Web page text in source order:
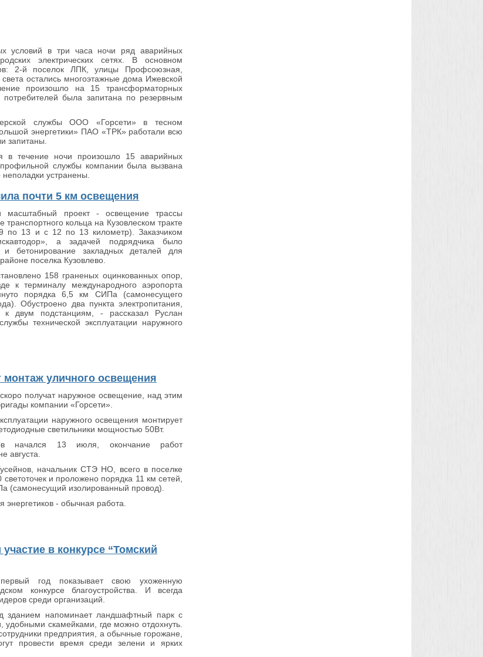
условий в три часа ночи ряд аварийных
электрических сетях. В основном
2-й поселок ЛПК, улицы Профсоюзная,
остались многоэтажные дома Ижевской
произошло на 15 трансформаторных
была запитана по резервным
службы ООО «Горсети» в тесном
энергетики» ПАО «ТРК» работали всю
запитаны.
в течение ночи произошло 15 аварийных
службы компании была вызвана
устранены.
почти 5 км освещения
масштабный проект - освещение трассы
кольца на Кузовлеском тракте
по 13 и с 12 по 13 километр). Заказчиком
а задачей подрядчика было
и бетонирование закладных деталей для
поселка Кузовлево.
158 граненых оцинкованных опор,
к терминалу международного аэропорта
порядка 6,5 км СИПа (самонесущего
Обустроено два пункта электропитания,
к двум подстанциям, - рассказал Руслан
технической эксплуатации наружного
уличного освещения
получат наружное освещение, над этим
компании «Горсети».
наружного освещения монтирует
светильники мощностью 50Вт.
начался 13 июля, окончание работ
августа.
начальник СТЭ НО, всего в поселке
светоточек и проложено порядка 11 км сетей,
(самонесущий изолированный провод).
- обычная работа.
в конкурсе “Томский
год показывает свою ухоженную
конкурсе благоустройства. И всегда
среди организаций.
зданием напоминает ландшафтный парк с
удобными скамейками, где можно отдохнуть.
предприятия, а обычные горожане,
провести время среди зелени и ярких